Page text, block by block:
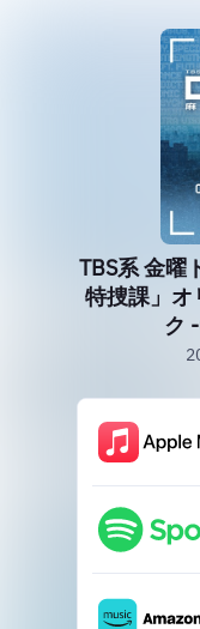
TBS系 金
特捜課」オ
ク